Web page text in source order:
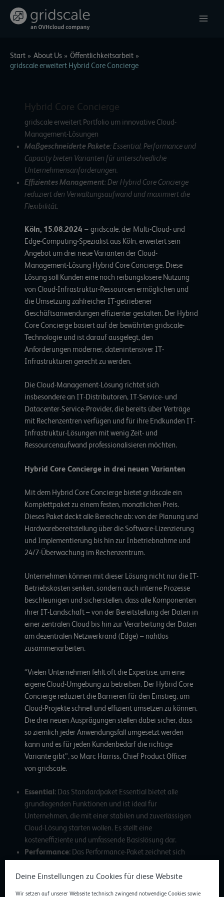
Inhalt
Start About Us
Öffentlichkeitsarbeit
gridscale erweitert Hybrid Core Concierge
Hybrid Core Concierge
gridscale erweitert Portfolio um innovative Cloud-
Management-Lösungen
Maßgeschneiderte Pakete: Essential, Performance und
Capacity bieten Varianten für unterschiedliche
Unternehmensanforderungen.
Effizientes Management: Der Hybrid Core Concierge
reduziert den Verwaltungsaufwand und maximiert die
Flexibilität.
Köln, 15.08.2024– gridscale, der Multi-Cloud- und
Edge-Computing-Spezialist aus Köln, erweitert sein
Angebot um drei neue Varianten der Cloud-
Management-Lösung Hybrid Core Concierge. Diese
Lösung soll Kunden eine noch reibungslosere Nutzung
von Cloud-Infrastruktur-Ressourcen ermöglichen und
die Umsetzung zahlreicher IT-getriebener
Geschäftsanwendungen effizienter gestalten. Der Hybrid
Core Concierge basiert auf der bewährten gridscale-
Technologie und ist darauf ausgelegt, den
Anforderungen moderner, datenintensiver IT-
Infrastrukturen gerecht zu werden.
Die Cloud-Management-Lösung richtet sich
insbesondere an IT-Distributoren, IT-Service- und
Datacenter-Service-Provider, die bereits über Verträge
mit Rechenzentren verfügen und für ihre Endkunden IT-
Infrastruktur-Lösungen mit wenig Zeit- und
Ressourcenaufwand professionalisieren möchten.
Hybrid Core Concierge in drei neuen Varianten
Mit dem Hybrid Core Concierge bietet gridscale ein
Komplettpaket zu einem festen, monatlichen Preis.
Dieses Paket deckt alle Bereiche ab: von der Planung und
Hardwarebereitstellung über die Software-Lizenzierung
und Implementierung bis hin zur Inbetriebnahme und
24/7-Überwachung im Rechenzentrum.
Unternehmen können mit dieser Lösung nicht nur die IT-
Betriebskosten senken, sondern auch interne Prozesse
beschleunigen und sicherstellen, dass alle Komponenten
ihrer IT-Landschaft – von der Bereitstellung der Daten in
einer zentralen Cloud bis hin zur Verarbeitung der Daten
am dezentralen Netzwerkrand (Edge) – nahtlos
zusammenarbeiten.
“Vielen Unternehmen fehlt oft die Expertise, um eine
eigene Cloud-Umgebung zu betreiben. Der Hybrid Core
Concierge reduziert die Barrieren für den Einstieg, um
Cloud-Projekte schnell und effizient umsetzen zu können.
Die drei neuen Ausprägungen stellen dabei sicher, dass
so ziemlich jeder Anwendungsfall umgesetzt werden
kann und es für jeden Kundenbedarf die richtige
Variante gibt”, so Marc Harriss, Chief Product Officer
von gridscale.
Essential: Das Standardpaket Essential bietet alle
grundlegenden Funktionen und ist ideal für
Unternehmen, die mit einer stabilen und zuverlässigen
Cloud-Lösung starten wollen. Es stellt eine
kosteneffiziente und umfassende Basislösung dar.
Performance: Das Performance-Paket zeichnet sich
Optimierung aus. Diese Eigenschaften machen es zur
Deine Einstellungen zu Cookies für diese Website
Wir setzen auf unserer Webseite technisch zwingend notwendige Cookies sowie